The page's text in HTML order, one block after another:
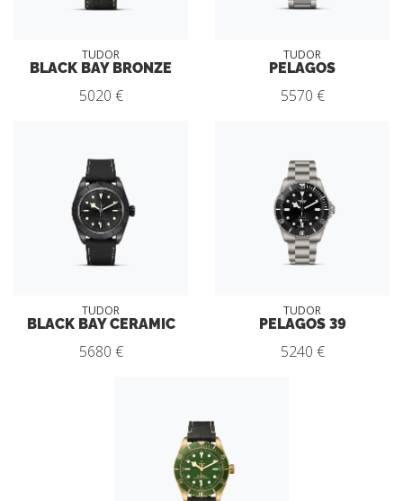
TUDOR
BLACK BAY BRONZE
5020 €
TUDOR
PELAGOS
5570 €
TUDOR
BLACK BAY CERAMIC
5680 €
TUDOR
PELAGOS 39
5240 €